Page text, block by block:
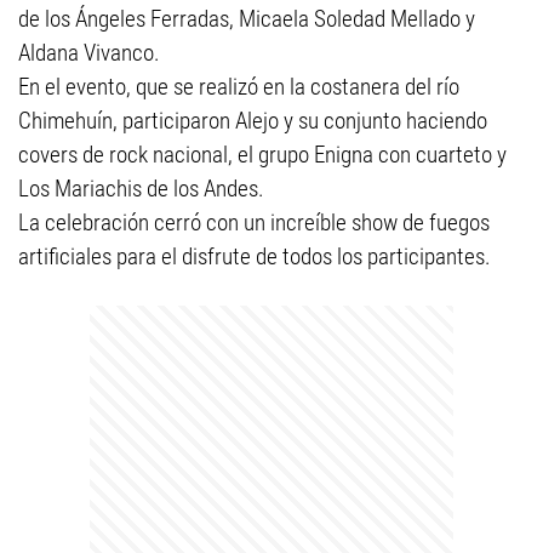
de los Ángeles Ferradas, Micaela Soledad Mellado y
Aldana Vivanco.
En el evento, que se realizó en la costanera del río
Chimehuín, participaron Alejo y su conjunto haciendo
covers de rock nacional, el grupo Enigna con cuarteto y
Los Mariachis de los Andes.
La celebración cerró con un increíble show de fuegos
artificiales para el disfrute de todos los participantes.